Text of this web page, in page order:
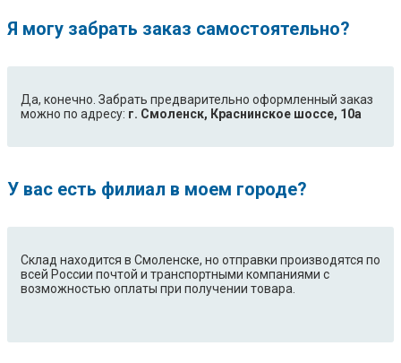
Я могу забрать заказ самостоятельно?
Да, конечно. Забрать предварительно оформленный заказ
можно по адресу: г. Смоленск, Краснинское шоссе, 10а
У вас есть филиал в моем городе?
Склад находится в Смоленске, но отправки производятся по
всей России почтой и транспортными компаниями с
возможностью оплаты при получении товара.